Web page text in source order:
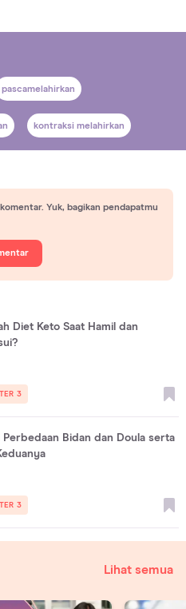
pascamelahirkan
kontraksi melahirkan
komentar. Yuk, bagikan pendapatmu
Diet Keto Saat Hamil dan
3
Perbedaan Bidan dan Doula serta
3
Lihat semua